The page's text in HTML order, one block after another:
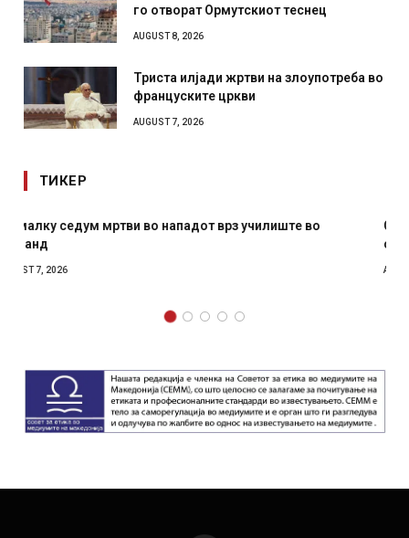
го отворат Ормутскиот теснец
AUGUST 8, 2026
Триста илјади жртви на злоупотреба во
француските цркви
AUGUST 7, 2026
ТИКЕР
СОЗИС: Украинците повеќе им веруваат на генералите
отколку на Зеленски
AUGUST 7, 2026